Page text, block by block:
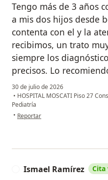
Tengo más de 3 años
a mis dos hijos desde
contenta con el y la
recibimos, un trato
siempre los
precisos. Lo
30 de julio de 2026
• HOSPITAL MOSCATI Piso 27
Pediatría
• en opinión del usuario SO
Reportar
Ismael Ramírez Cita